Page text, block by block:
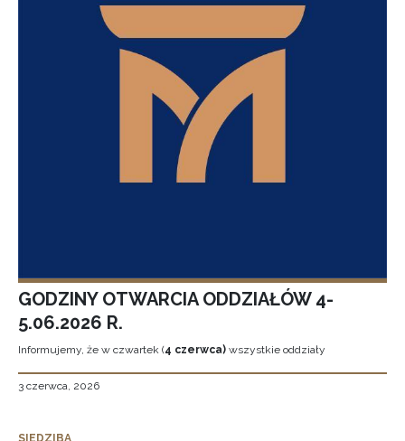
GODZINY OTWARCIA ODDZIAŁÓW 4-
5.06.2026 R.
Informujemy, że w czwartek (4 czerwca) wszystkie oddziały
3 czerwca, 2026
SIEDZIBA